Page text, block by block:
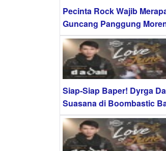
Pecinta Rock Wajib
Guncang Panggung
Siap-Siap Baper! Dyrga
Suasana di Boombastic